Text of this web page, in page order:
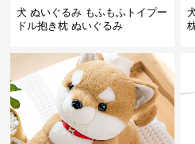
犬 ぬいぐるみ もふもふトイプー
ドル抱き枕 ぬいぐるみ